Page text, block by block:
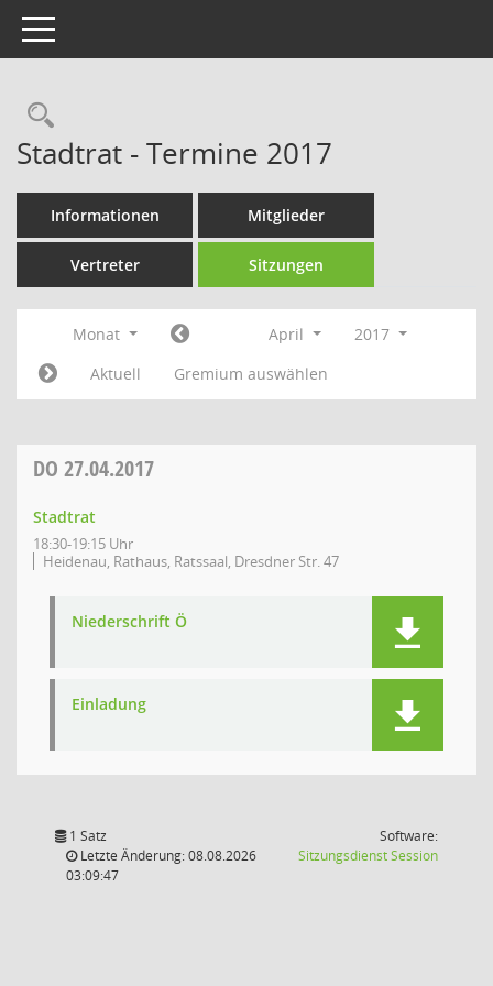
Toggle navigation
Rechercheauswahl
Stadtrat - Termine 2017
Informationen Mitglieder
Vertreter Sitzungen
Monat April
2017
Aktuell
Gremium auswählen
DO 27.04.2017
Stadtrat
18:30-19:15 Uhr
Heidenau, Rathaus, Ratssaal, Dresdner Str. 47
Niederschrift Ö
Einladung
1 Satz
Letzte Änderung: 08.08.2026
03:09:47
Software:
SitzungsdienstSession(Wird in